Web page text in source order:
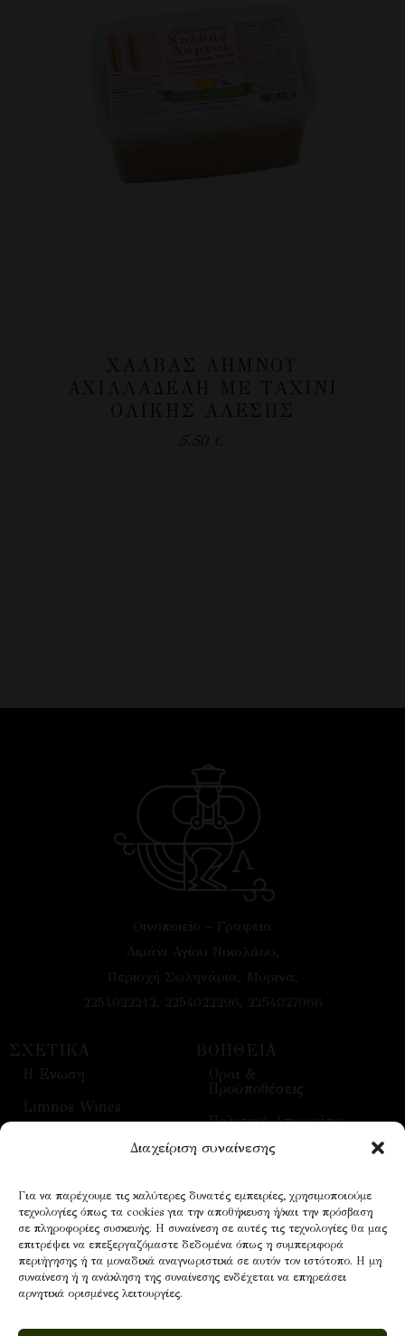
Διαχείριση συναίνεσης
Για να παρέχουμε τις καλύτερες δυνατές εμπειρίες, χρησιμοποιούμε
τεχνολογίες όπως τα cookies για την αποθήκευση ή/και την πρόσβαση
σε πληροφορίες συσκευής. Η συναίνεση σε αυτές τις τεχνολογίες θα μας
επιτρέψει να επεξεργαζόμαστε δεδομένα όπως η συμπεριφορά
περιήγησης ή τα μοναδικά αναγνωριστικά σε αυτόν τον ιστότοπο. Η μη
συναίνεση ή η ανάκληση της συναίνεσης ενδέχεται να επηρεάσει
αρνητικά ορισμένες λειτουργίες.
ΧΑΛΒΆΣ ΛΉΜΝΟΥ
ΑΧΙΛΛΑΔΈΛΗ ΜΕ ΤΑΧΊΝΙ
ΟΛΙΚΉΣ ΆΛΕΣΗΣ
5.50 €
Οινοποιείο – Γραφεία
Λιμάνι Αγίου Νικολάου,
Περιοχή Σωληνάρια, Μύρινα,
2254022212, 2254022296, 2254027066
ΣΧΕΤΙΚΑ
H Ενωση
Limnos Wines
Οίνοι
ΒΟΗΘΕΙΑ
Οροι &
Προϋποθέσεις
Πολιτική Απορρήτου
Τρόποι Αποστολής
Επικοινωνία
NEWSLETTER